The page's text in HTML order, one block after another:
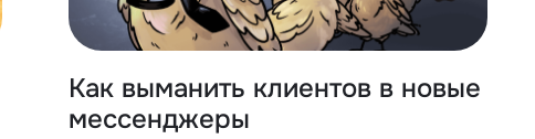
Как выманить клиентов в новые
мессенджеры